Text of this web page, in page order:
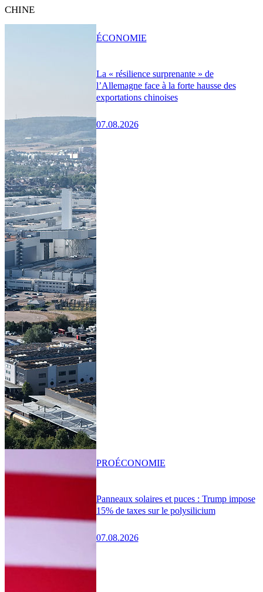
CHINE
La « résilience surprenante » de
l’Allemagne face à la forte hausse des
exportations chinoises
07.08.2026
ÉCONOMIE
Panneaux solaires et puces : Trump impose
15% de taxes sur le polysilicium
07.08.2026
PROÉCONOMIE